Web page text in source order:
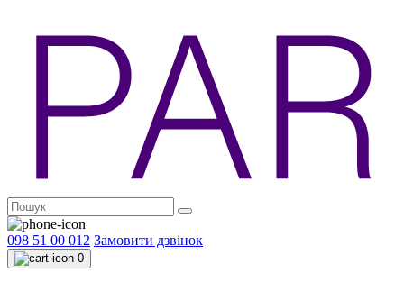
098 51 00 012 Замовити дзвінок
0